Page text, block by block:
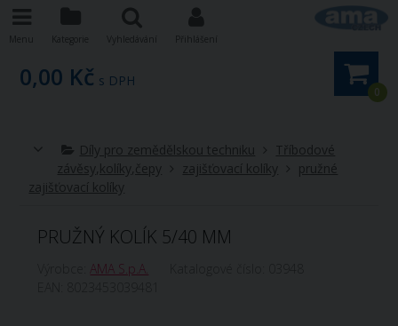
0
0,00 Kč s DPH
Díly pro zemědělskou techniku
Tříbodové
závěsy,kolíky,čepy
zajišťovací kolíky
pružné
zajišťovací kolíky
PRUŽNÝ KOLÍK 5/40 MM
Výrobce:AMA S.p.A.
Menu Kategorie Vyhledávání Přihlášení